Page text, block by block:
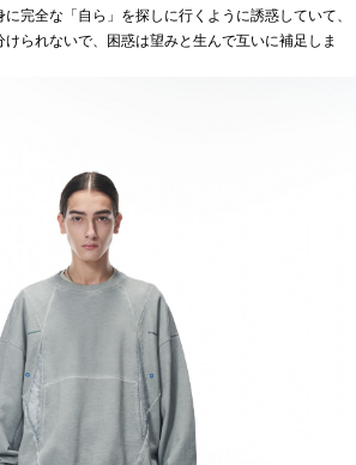
完全な「自ら」を探しに行くように誘惑していて、
られないで、困惑は望みと生んで互いに補足しま